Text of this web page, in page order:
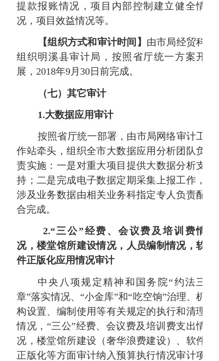
提款报账情况，项目内部控制建立健全情
况，项目效益情况等。
【组织方式和审计时间】 由市局经贸科
组织明溪县审计局，按照省厅统一方案开
展， 2018年9月 30日前完成。
（七）其它审计
1.大数据应用审计
按照省厅统一部署，由市局网络审计工
作站牵头，组织全市大数据应用分析团队负
责实施：一是对重大项目提供大数据分析支
持；二是完成电子数据定期采集上报工作，
涉及业务数据由相关业务科指定专人负责配
合完成。
2.“三公”经费、会议费及培训费情
况，楼堂馆所建设情况，人员编制情况，软
件正版化应用情况审计
中央八项规定精神和国务院“约法三
章”落实情况、“小金库”和“吃空饷”治理、机
构设置、编制使用等有关规定的执行和清理
情况，“三公”经费、会议费及培训费支出情
况，楼堂馆所建设（奢华浪费建设）、软件
正版化等方面审计纳入预算执行情况审计项